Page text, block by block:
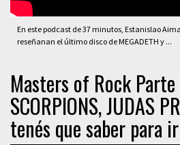
En este podcast de 37 minutos, Estanislao
reseñanan el último disco de MEGADETH y ...
Masters of Rock Parte
SCORPIONS, JUDAS
tenés que saber para